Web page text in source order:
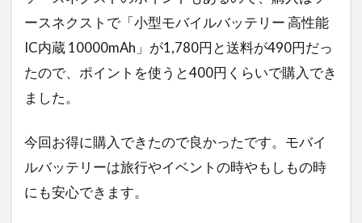
ースネクストで「小型モバイルバッテリー 高性能
IC内蔵 10000mAh」が1,780円と送料が490円だっ
たので、ポイントを使うと400円くらいで購入でき
ました。
今回お得に購入できたので良かったです。モバイ
ルバッテリーは旅行やイベントの時やもしもの時
にも安心できます。